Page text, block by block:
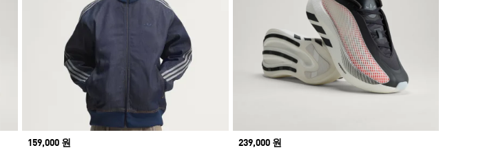
Price
159,000 원
Price
239,000 원